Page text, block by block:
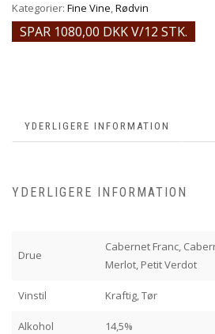
Kategorier: Fine Vine,Rødvin
SPAR 1080,00 DKK V/12 STK.
YDERLIGERE INFORMATION
YDERLIGERE INFORMATION
Drue
Cabernet Franc,
Merlot, Petit Verdot
Vinstil Kraftig, Tør
Alkohol 14,5%